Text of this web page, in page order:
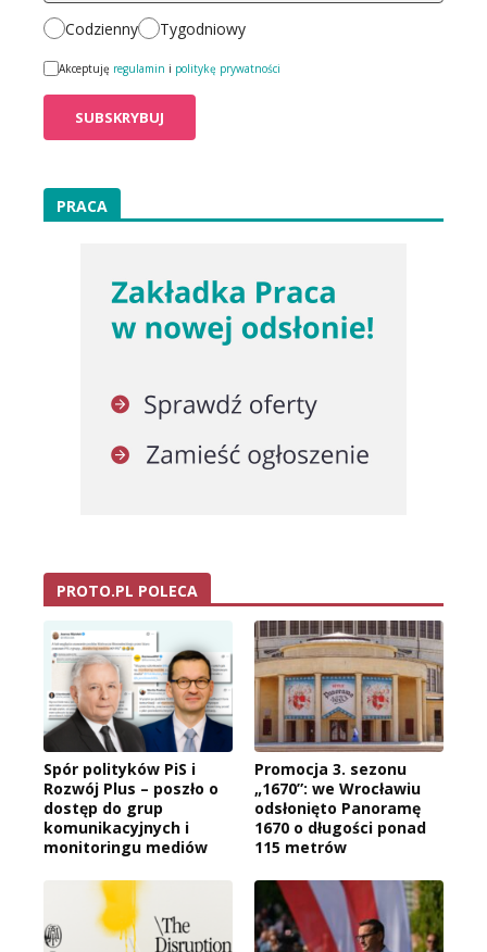
Codzienny Tygodniowy
Akceptuję regulamin i politykę prywatności
PRACA
PROTO.PL POLECA
Spór polityków PiS i
Rozwój Plus – poszło o
dostęp do grup
komunikacyjnych i
monitoringu mediów
Promocja 3. sezonu
„1670”: we Wrocławiu
odsłonięto Panoramę
1670 o długości ponad
115 metrów